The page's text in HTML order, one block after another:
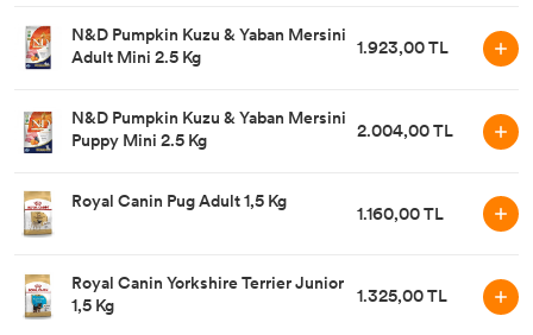
N&D Pumpkin Kuzu & Yaban Mersini
Adult Mini 2.5 Kg
1.923,00 TL
N&D Pumpkin Kuzu & Yaban Mersini
Puppy Mini 2.5 Kg
2.004,00 TL
Royal Canin Pug Adult 1,5 Kg
1.160,00 TL
Royal Canin Yorkshire Terrier Junior
1,5 Kg
1.325,00 TL